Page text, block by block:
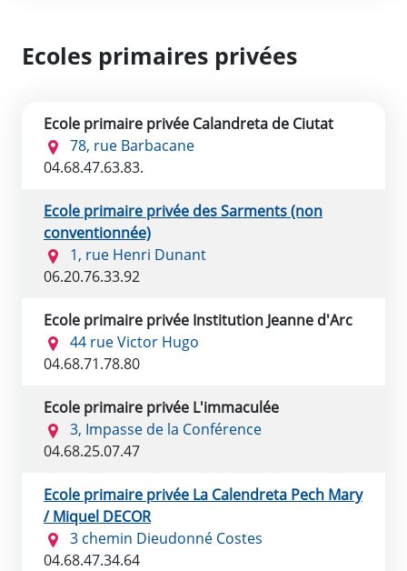
Ecoles primaires privées
Ecole primaire privée Calandreta de Ciutat
78, rue Barbacane
04.68.47.63.83.
Ecole primaire privée des Sarments (non
conventionnée)
1, rue Henri Dunant
06.20.76.33.92
Ecole primaire privée Institution Jeanne d'Arc
44 rue Victor Hugo
04.68.71.78.80
Ecole primaire privée L'immaculée
3, Impasse de la Conférence
04.68.25.07.47
Ecole primaire privée La Calendreta Pech Mary
/ Miquel DECOR
3 chemin Dieudonné Costes
04.68.47.34.64